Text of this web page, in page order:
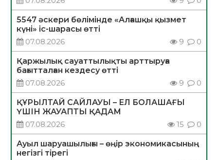
5547 әскери бөлімінде «Алғашқы қызмет
күні» іс-шарасы өтті
07.08.2026
9 0
Қаржылық сауаттылықты арттыруға
бағытталған кездесу өтті
07.08.2026
9 0
ҚҰРЫЛТАЙ САЙЛАУЫ – ЕЛ БОЛАШАҒЫ
ҮШІН ЖАУАПТЫ ҚАДАМ
07.08.2026
15 0
Ауыл шаруашылығы – өңір экономикасының
негізгі тірегі